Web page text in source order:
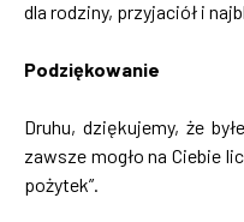
dla rodziny, przyjaciół i
Podziękowanie
Druhu, dziękujemy, że
zawsze mogło na Ciebie
pożytek”.